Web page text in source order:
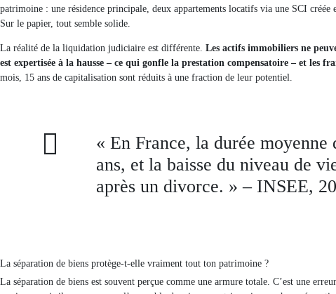
patrimoine : une résidence principale, deux appartements locatifs via une SCI
Sur le papier, tout semble solide.
La réalité de la liquidation judiciaire est différente. Les actifs immobiliers ne
est expertisée à la hausse – ce qui gonfle la prestation compensatoire – et les
mois, 15 ans de capitalisation sont réduits à une fraction de leur potentiel.
« En France, la durée moyenne
ans, et la baisse du niveau de
après un divorce. » – INSEE,
La séparation de biens protège-t-elle vraiment tout ton patrimoine ?
La séparation de biens est souvent perçue comme une armure totale. C’est une